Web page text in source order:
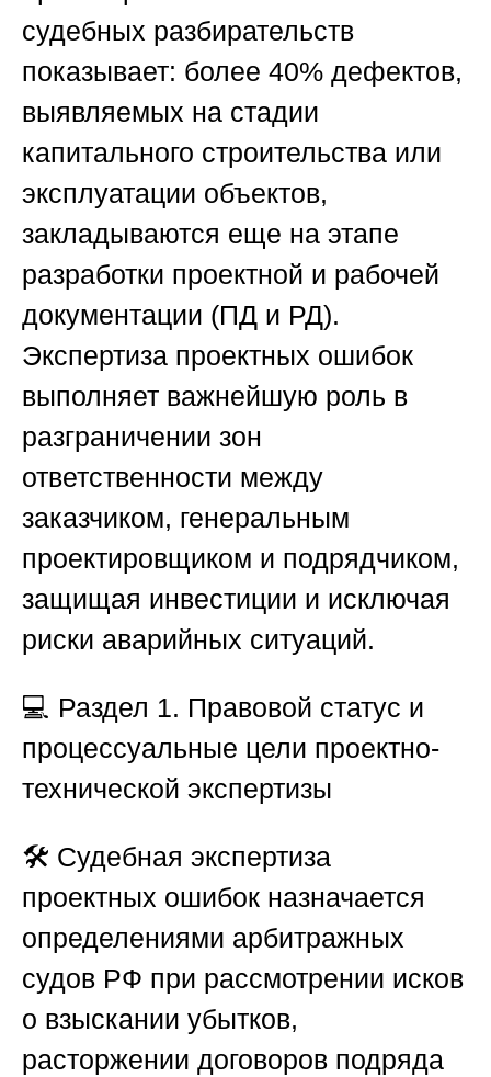
судебных разбирательств
показывает: более 40% дефектов,
выявляемых на стадии
капитального строительства или
эксплуатации объектов,
закладываются еще на этапе
разработки проектной и рабочей
документации (ПД и РД).
Экспертиза проектных ошибок
выполняет важнейшую роль в
разграничении зон
ответственности между
заказчиком, генеральным
проектировщиком и подрядчиком,
защищая инвестиции и исключая
риски аварийных ситуаций.
💻 Раздел 1. Правовой статус и
процессуальные цели проектно-
технической экспертизы
🛠️ Судебная экспертиза
проектных ошибок назначается
определениями арбитражных
судов РФ при рассмотрении исков
о взыскании убытков,
расторжении договоров подряда